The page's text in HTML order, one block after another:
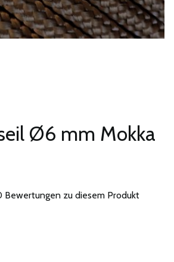
Ø6 mm Mokka
Bewertungen zu diesem Produkt